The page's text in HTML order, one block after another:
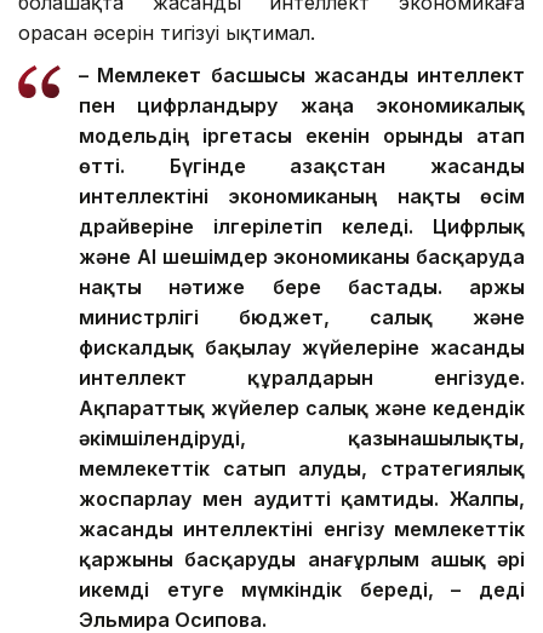
орасан әсерін тигізуі ықтимал.
– Мемлекет басшысы жасанды интеллект
пен цифрландыру жаңа экономикалық
модельдің іргетасы екенін орынды атап
өтті. Бүгінде Қазақстан жасанды
интеллектіні экономиканың нақты өсім
драйверіне ілгерілетіп келеді. Цифрлық
және AI шешімдер экономиканы басқаруда
нақты нәтиже бере бастады. Қаржы
министрлігі бюджет, салық және
фискалдық бақылау жүйелеріне жасанды
интеллект құралдарын енгізуде.
Ақпараттық жүйелер салық және кедендік
әкімшілендіруді, қазынашылықты,
мемлекеттік сатып алуды, стратегиялық
жоспарлау мен аудитті қамтиды. Жалпы,
жасанды интеллектіні енгізу мемлекеттік
қаржыны басқаруды анағұрлым ашық әрі
икемді етуге мүмкіндік береді, – деді
Эльмира Осипова.